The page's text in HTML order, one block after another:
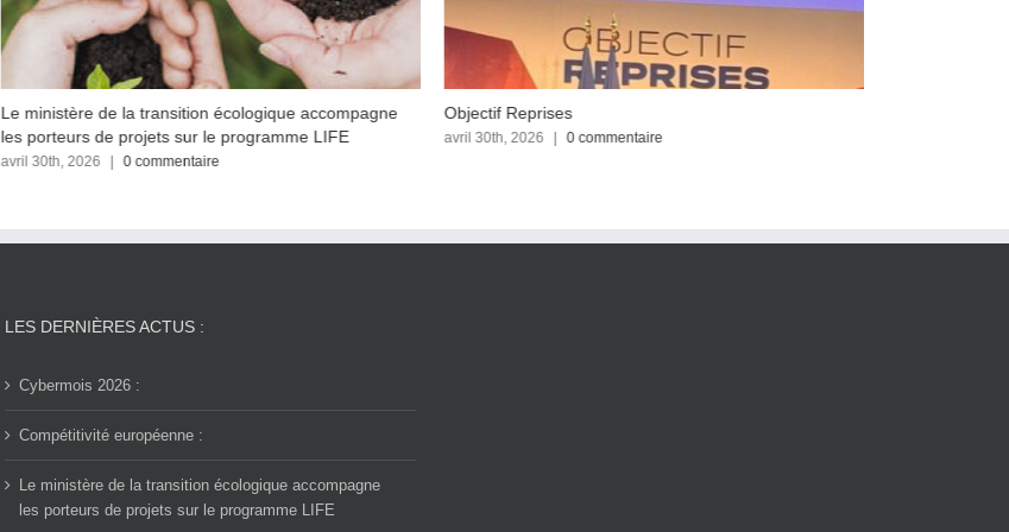
Le ministère de la transition écologique accompagne
les porteurs de projets sur le programme LIFE
avril 30th, 2026 | 0 commentaire
Objectif Reprises
avril 30th, 2026 | 0 commentaire
LES DERNIÈRES ACTUS :
Cybermois 2026 :
Compétitivité européenne :
Le ministère de la transition écologique accompagne
les porteurs de projets sur le programme LIFE